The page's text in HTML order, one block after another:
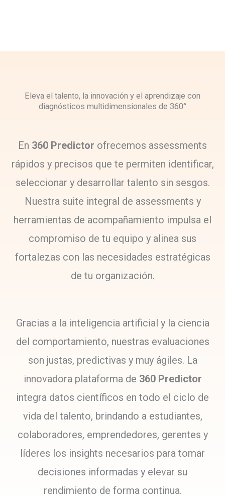
Eleva el talento, la innovación y el aprendizaje con
diagnósticos multidimensionales de 360°
En 360 Predictor ofrecemos assessments
rápidos y precisos que te permiten identificar,
seleccionar y desarrollar talento sin sesgos.
Nuestra suite integral de assessments y
herramientas de acompañamiento impulsa el
compromiso de tu equipo y alinea sus
fortalezas con las necesidades estratégicas
de tu organización.
Gracias a la inteligencia artificial y la ciencia
del comportamiento, nuestras evaluaciones
son justas, predictivas y muy ágiles. La
innovadora plataforma de 360 Predictor
integra datos científicos en todo el ciclo de
vida del talento, brindando a estudiantes,
colaboradores, emprendedores, gerentes y
líderes los insights necesarios para tomar
decisiones informadas y elevar su
rendimiento de forma continua.